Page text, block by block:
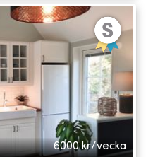
6000 kr/vecka